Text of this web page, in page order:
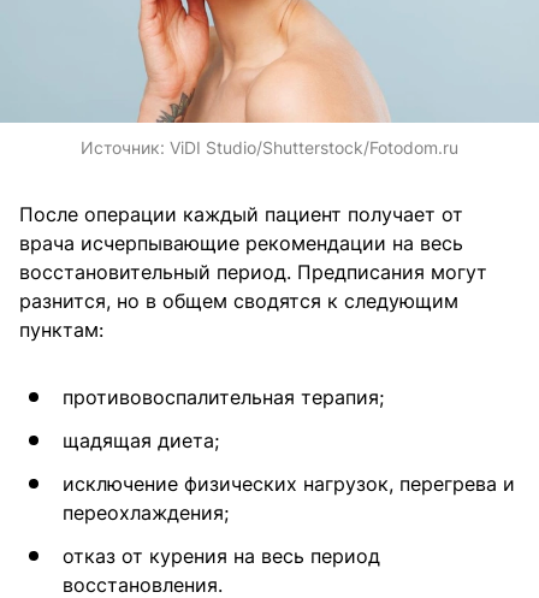
Источник: ViDI Studio/Shutterstock/Fotodom.ru
После операции каждый пациент получает от
врача исчерпывающие рекомендации на весь
восстановительный период. Предписания могут
разнится, но в общем сводятся к следующим
пунктам:
противовоспалительная терапия;
щадящая диета;
исключение физических нагрузок, перегрева и
переохлаждения;
отказ от курения на весь период
восстановления.